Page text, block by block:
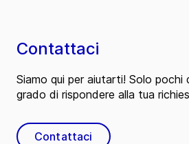
Contattaci
Siamo qui per aiutarti! Solo pochi
grado di rispondere alla tua
Contattaci